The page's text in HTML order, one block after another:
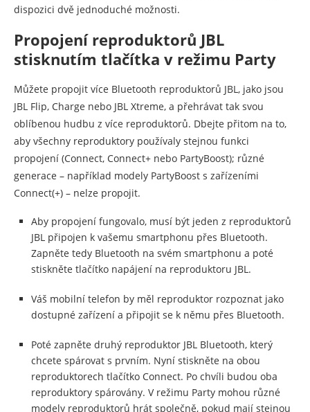
dispozici dvě jednoduché možnosti.
Propojení reproduktorů JBL
stisknutím tlačítka v režimu Party
Můžete propojit více Bluetooth reproduktorů JBL, jako jsou
JBL Flip, Charge nebo JBL Xtreme, a přehrávat tak svou
oblíbenou hudbu z více reproduktorů. Dbejte přitom na to,
aby všechny reproduktory používaly stejnou funkci
propojení (Connect, Connect+ nebo PartyBoost); různé
generace – například modely PartyBoost s zařízeními
Connect(+) – nelze propojit.
Aby propojení fungovalo, musí být jeden z reproduktorů
JBL připojen k vašemu smartphonu přes Bluetooth.
Zapněte tedy Bluetooth na svém smartphonu a poté
stiskněte tlačítko napájení na reproduktoru JBL.
Váš mobilní telefon by měl reproduktor rozpoznat jako
dostupné zařízení a připojit se k němu přes Bluetooth.
Poté zapněte druhý reproduktor JBL Bluetooth, který
chcete spárovat s prvním. Nyní stiskněte na obou
reproduktorech tlačítko Connect. Po chvíli budou oba
reproduktory spárovány. V režimu Party mohou různé
modely reproduktorů hrát společně, pokud mají stejnou